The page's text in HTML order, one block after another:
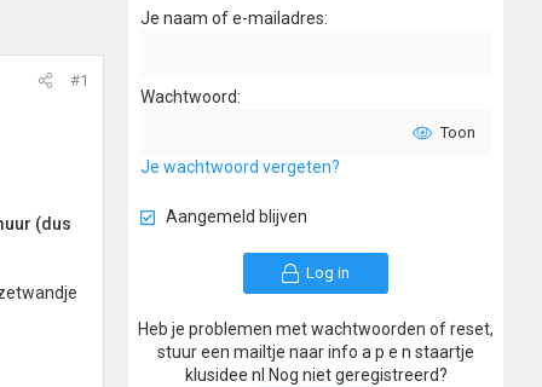
#1
(dus
Je naam of e-mailadres
Wachtwoord
Toon
Je wachtwoord vergeten?
Aangemeld blijven
Log in
Heb je problemen met wachtwoorden of reset,
stuur een mailtje naar info a p e n staartje
klusidee nl Nog niet geregistreerd?